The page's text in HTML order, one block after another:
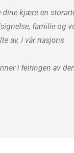
dine kjære en
familie og
av, i vår nasjons
i feiringen av